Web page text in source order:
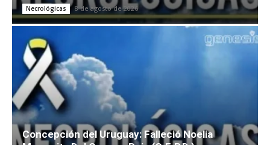
Necrológicas 8 de agosto de 2026
Concepción del Uruguay: Falleció Noelia